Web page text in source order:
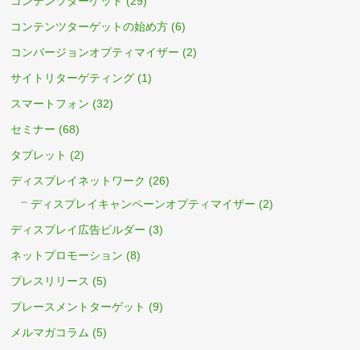
コンテンツターゲットの始め方 (6)
コンバージョンオプティマイザー (2)
サイトリターゲティング (1)
スマートフォン (32)
セミナー (68)
タブレット (2)
ディスプレイネットワーク (26)
ディスプレイキャンペーンオプティマイザー (2)
ディスプレイ広告ビルダー (3)
ネットプロモーション (8)
プレスリリース (5)
プレースメントターゲット (9)
メルマガコラム (5)